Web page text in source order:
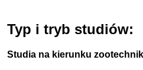
Typ i tryb studiów:
Studia na kierunku